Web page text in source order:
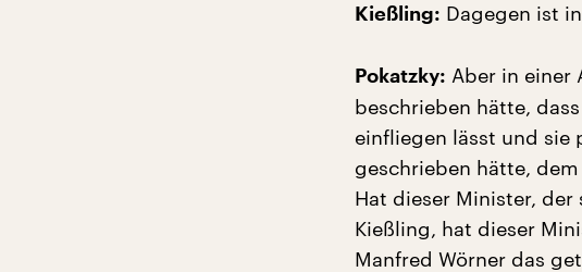
Kießling: Dagegen ist
Pokatzky: Aber in einer
beschrieben hätte,
einfliegen lässt und sie
geschrieben hätte,
Hat dieser Minister, der
Kießling, hat dieser
Manfred Wörner das